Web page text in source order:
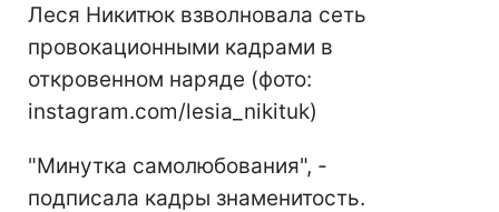
Леся Никитюк взволновала сеть
провокационными кадрами в
откровенном наряде (фото:
instagram.com/lesia_nikituk)
"Минутка самолюбования", -
подписала кадры знаменитость.